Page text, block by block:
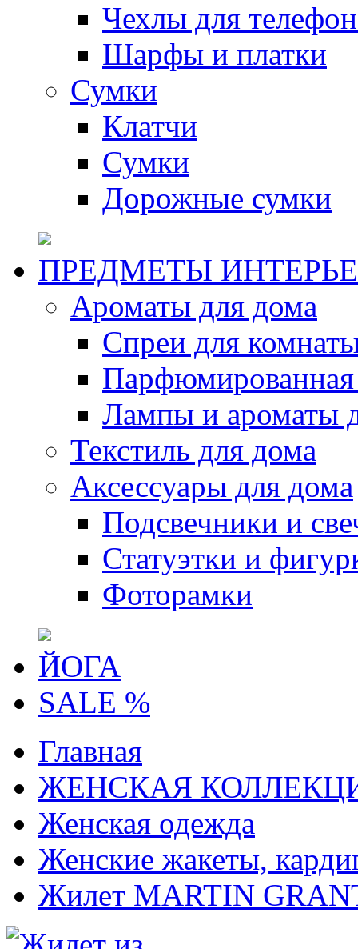
Чехлы для
Шарфы и платки
Сумки
Клатчи
Сумки
Дорожные сумки
ПРЕДМЕТЫ
Ароматы для дома
Спреи для
Парфюмированная
Лампы и ароматы
Текстиль для дома
Аксессуары для дома
Подсвечники и
Статуэтки и
Фоторамки
ЙОГА
SALE %
Главная
ЖЕНСКАЯ
Женская одежда
Женские жакеты,
Жилет MARTIN